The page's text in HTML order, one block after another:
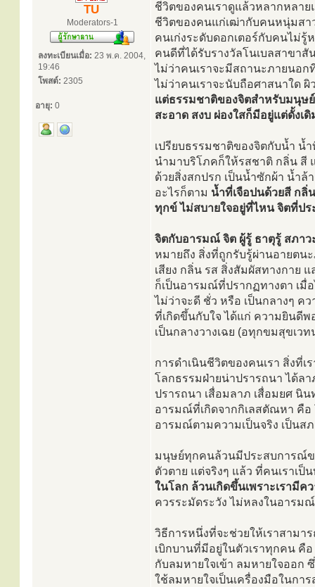
TU
Moderators-1
ลงทะเบียนเมื่อ: 23 พ.ค. 2004,
19:46
โพสต์: 2305
อายุ: 0
ชีวิตของคนเราดูแล้วหลากหลา
ชีวิตของคนแก่เฒ่ากับคนหนุ่มสา
คนเก่งระดับดอกเตอร์กับคนไม่รู้
คนดีที่ได้รับรางวัลโนเบลสาขา
ไม่ว่าคนเราจะมีสถานะภายนอ
ไม่ว่าคนเราจะนับถือศาสนาใด
แต่ธรรมชาติของจิตสำหรับมนุษ
สะอาด สงบ ผ่องใสก็มีอยู่แต่ดั้ง
เปรียบธรรมชาติของจิตกับน้ำ น้
นำมาบริโภคก็ให้รสชาติ กลิ่น สี
ด้วยสิ่งสกปรก เป็นน้ำซักผ้า น้ำล้
อะไรก็ตาม น้ำที่เจือปนด้วยสี กลิ่
ทุกข์ ไม่สบายใจอยู่ที่ไหน จิตที่ป
จิตกับอารมณ์ จิต ผู้รู้ ธาตุรู้ สภา
หมายถึง สิ่งที่ถูกรับรู้ผ่านอายตน
เสียง กลิ่น รส สิ่งสัมผัสทางกาย
ก็เป็นอารมณ์ที่ปรากฏทางตา เมื่
ไม่ว่าจะดี ชั่ว หรือ เป็นกลางๆ
ที่เกิดขึ้นกับใจ ได้แก่ ความยินดีพ
เป็นกลางวางเฉย (อทุกขมสุขเวท
การดำเนินชีวิตของคนเรา สิ่งที่
โลกธรรมฝ่ายน่าปรารถนา ได้ล
ปรารถนา เสื่อมลาภ เสื่อมยศ นิ
อารมณ์ที่เกิดจากกิเลสตัณหา คือ
อารมณ์ตามความเป็นจริง เป็นส
มนุษย์ทุกคนล้วนมีประสบการณ์ข
ตัวตาย แต่จริงๆ แล้ว ที่คนเรา
ในโลก ล้วนเกิดขึ้นเพราะเรามี
ควรระมัดระวัง ไม่หลงในอาร
วิธีการหนึ่งที่จะช่วยให้เราสาม
เบิกบานที่มีอยู่ในตัวเราทุกคน
กับลมหายใจเข้า ลมหายใจออก
ใช้ลมหายใจเป็นเครื่องมือในก